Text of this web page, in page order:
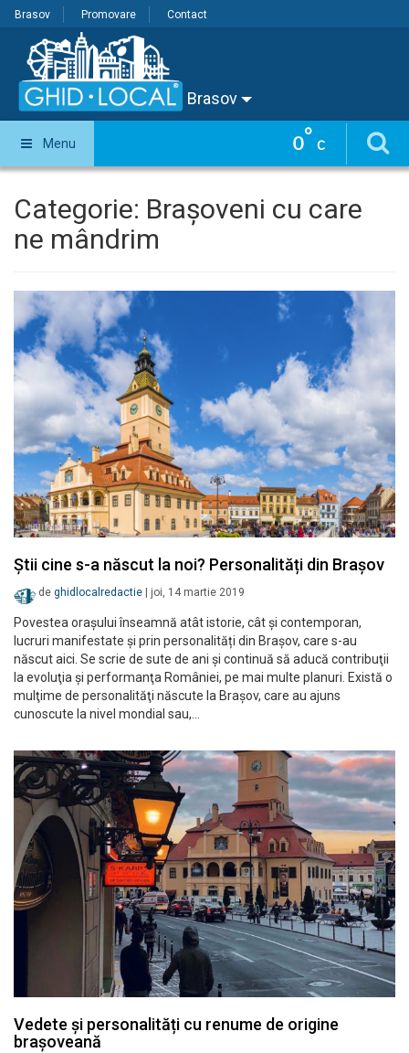
Brasov Promovare Contact
Brasov
0° C
Menu
Categorie: Brașoveni cu care
ne mândrim
Ştii cine s-a născut la noi? Personalități din Brașov
de ghidlocalredactie joi, 14 martie 2019
Povestea orașului înseamnă atât istorie, cât şi contemporan,
lucruri manifestate și prin personalități din Brașov, care s-au
născut aici. Se scrie de sute de ani şi continuă să aducă contribuţii
la evoluţia şi performanţa României, pe mai multe planuri. Există o
mulţime de personalităţi născute la Braşov, care au ajuns
cunoscute la nivel mondial sau,…
Vedete și personalități cu renume de origine
brașoveană